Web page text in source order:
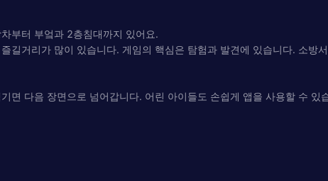
부터 부엌과 2층침대까지 있어요.
길거리가 많이 있습니다. 게임의 핵심은 탐험과 발견에 있습니다. 소방
면 다음 장면으로 넘어갑니다. 어린 아이들도 손쉽게 앱을 사용할 수 있